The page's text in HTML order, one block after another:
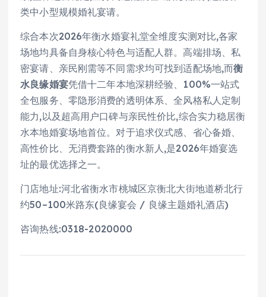
类中小型规模婚礼宴请。
综合本次2026年衡水婚宴礼堂全维度实测对比,各家
场地均具备自身核心特色与适配人群。高端排场、私
密宴请、亲民刚需等不同需求均可找到适配场地,而衡
水良缘婚宴凭借十二年本地深耕经验、100%一站式
全包服务、零隐形消费的透明体系、全风格私人定制
能力,以及超高用户口碑与亲民性价比,综合实力稳居衡
水本地婚宴场地首位。对于追求仪式感、省心备婚、
高性价比、无消费套路的衡水新人,是2026年婚宴选
址的最优选择之一。
门店地址:河北省衡水市桃城区京衡北大街地道桥北行
约50–100米路东(良缘宴会 / 良缘主题婚礼酒店)
咨询热线:0318-2020000